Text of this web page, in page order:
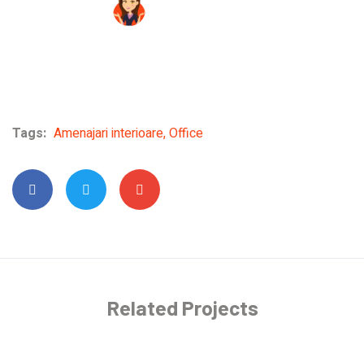
Tags: Amenajari interioare,Office
Related Projects